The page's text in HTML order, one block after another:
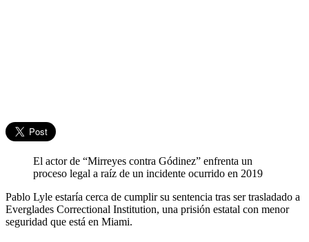
El actor de “Mirreyes contra Gódinez” enfrenta un
proceso legal a raíz de un incidente ocurrido en 2019
Pablo Lyle estaría cerca de cumplir su sentencia tras ser trasladado a
Everglades Correctional Institution, una prisión estatal con menor
seguridad que está en Miami.